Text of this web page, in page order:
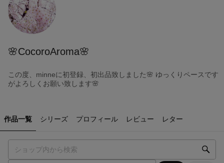
🌸CocoroAroma🌸
この度、minneに初登録、初出品致しました🌸 ゆっくりペースです
がよろしくお願い致します🌸
作品一覧 シリーズ プロフィール レビュー レター